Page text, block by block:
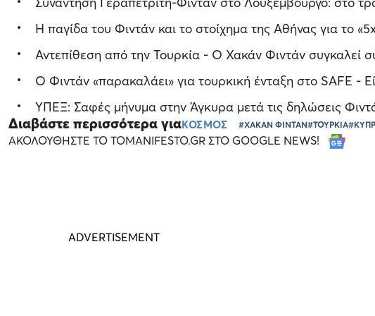
Η παγίδα του Φιντάν και το στοίχημα της Αθήνας για το
Αντεπίθεση από την Τουρκία - Ο Χακάν Φιντάν συγκαλεί
Ο Φιντάν «παρακαλάει» για τουρκική ένταξη στο SAFE -
ΥΠΕΞ: Σαφές μήνυμα στην Άγκυρα μετά τις δηλώσεις
Διαβάστε περισσότερα γιαΚΟΣΜΟΣ #ΧΑΚΑΝ ΦΙΝΤΑΝ#ΤΟΥΡΚΙΑ
ΑΚΟΛΟΥΘΗΣΤΕ ΤΟ TOMANIFESTO.GR ΣΤΟ GOOGLE NEWS!